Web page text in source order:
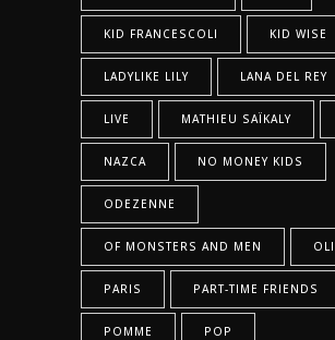
KID FRANCESCOLI KID WISE
LADYLIKE LILY LANA DEL REY
LIVE MATHIEU SAÏKALY
NAZCA NO MONEY KIDS
ODEZENNE
OF MONSTERS AND MEN OLI
PARIS PART-TIME FRIENDS
POMME POP